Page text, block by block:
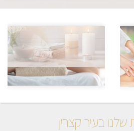
שלנו בעיר קצרין